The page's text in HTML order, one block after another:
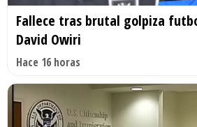
Fallece tras brutal golpiza
David Owiri
Hace 16 horas